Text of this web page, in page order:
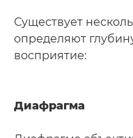
Существует
определяют
восприятие:
Диафрагма